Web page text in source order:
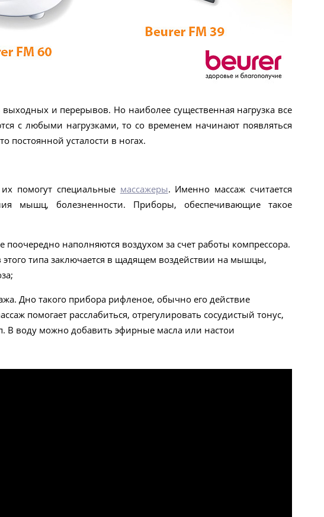
и перерывов. Но наиболее существенная нагрузка все
с любыми нагрузками, то со временем начинают появляться
постоянной усталости в ногах.
помогут специальные массажеры. Именно массаж считается
мышц, болезненности. Приборы, обеспечивающие такое
поочередно наполняются воздухом за счет работы компрессора.
этого типа заключается в щадящем воздействии на мышцы,
Дно такого прибора рифленое, обычно его действие
помогает расслабиться, отрегулировать сосудистый тонус,
В воду можно добавить эфирные масла или настои